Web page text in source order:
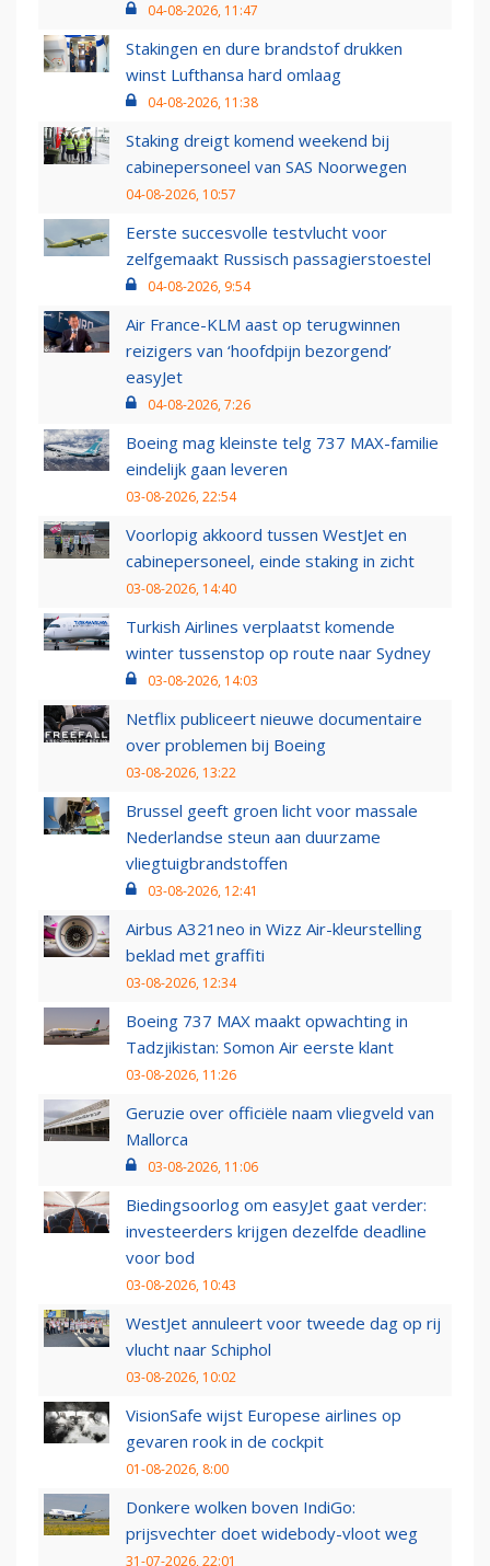
04-08-2026, 11:47
Stakingen en dure brandstof drukken
winst Lufthansa hard omlaag
04-08-2026, 11:38
Staking dreigt komend weekend bij
cabinepersoneel van SAS Noorwegen
04-08-2026, 10:57
Eerste succesvolle testvlucht voor
zelfgemaakt Russisch passagierstoestel
04-08-2026, 9:54
Air France-KLM aast op terugwinnen
reizigers van ‘hoofdpijn bezorgend’
easyJet
04-08-2026, 7:26
Boeing mag kleinste telg 737 MAX-familie
eindelijk gaan leveren
03-08-2026, 22:54
Voorlopig akkoord tussen WestJet en
cabinepersoneel, einde staking in zicht
03-08-2026, 14:40
Turkish Airlines verplaatst komende
winter tussenstop op route naar Sydney
03-08-2026, 14:03
Netflix publiceert nieuwe documentaire
over problemen bij Boeing
03-08-2026, 13:22
Brussel geeft groen licht voor massale
Nederlandse steun aan duurzame
vliegtuigbrandstoffen
03-08-2026, 12:41
Airbus A321neo in Wizz Air-kleurstelling
beklad met graffiti
03-08-2026, 12:34
Boeing 737 MAX maakt opwachting in
Tadzjikistan: Somon Air eerste klant
03-08-2026, 11:26
Geruzie over officiële naam vliegveld van
Mallorca
03-08-2026, 11:06
Biedingsoorlog om easyJet gaat verder:
investeerders krijgen dezelfde deadline
voor bod
03-08-2026, 10:43
WestJet annuleert voor tweede dag op rij
vlucht naar Schiphol
03-08-2026, 10:02
VisionSafe wijst Europese airlines op
gevaren rook in de cockpit
01-08-2026, 8:00
Donkere wolken boven IndiGo:
prijsvechter doet widebody-vloot weg
31-07-2026, 22:01